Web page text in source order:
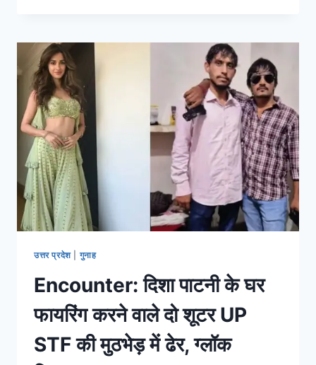
उत्तर प्रदेश| गुनाह
Encounter: दिशा पाटनी के घर
फायरिंग करने वाले दो शूटर UP
STF की मुठभेड़ में ढेर, ग्लॉक